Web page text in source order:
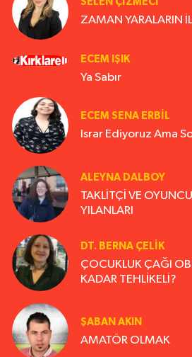
ZAMAN YARALARIN
ECEM IŞIK
Ya Sabır
ECEM SENA ERBIL
Israr Ediyoruz Ama
ALEYNA DALBOY
TAKLİTÇİ VE
YILANLARI
DT. BERNA ÇELIK
ÇOCUKLUK ÇAĞI
KADAR TEHLİKELİ?
ŞABAN AKIN
AMATÖR OLMAK